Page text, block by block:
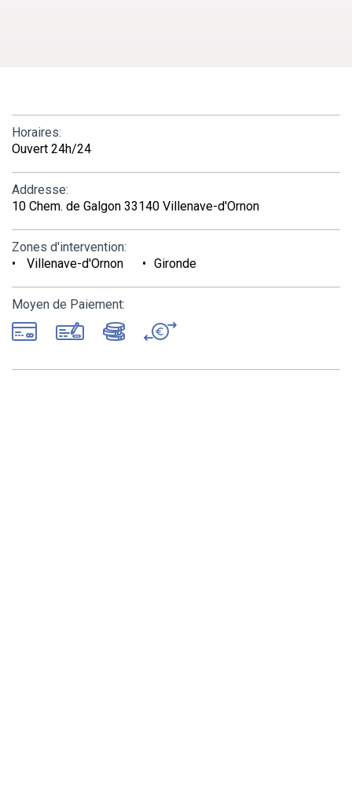
Horaires:
Ouvert 24h/24
Addresse:
10 Chem. de Galgon 33140 Villenave-d'Ornon
Zones d'intervention:
Villenave-d'Ornon
Gironde
Moyen de Paiement: